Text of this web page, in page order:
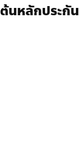
หลักประกัน